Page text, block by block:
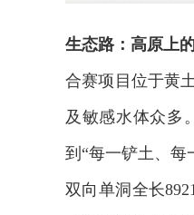
生态路：高原上
合赛项目位于黄
及敏感水体众多
到“每一铲土、每
双向单洞全长